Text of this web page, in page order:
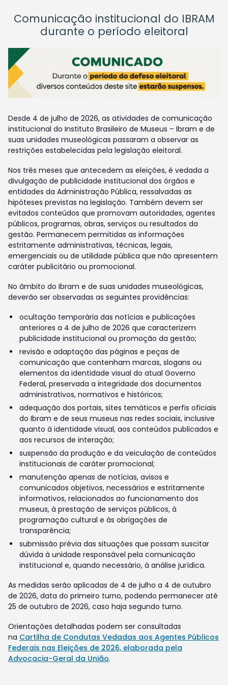
Comunicação institucional do IBRAM
durante o período eleitoral
Desde 4 de julho de 2026, as atividades de comunicação
institucional do Instituto Brasileiro de Museus – Ibram e de
suas unidades museológicas passaram a observar as
restrições estabelecidas pela legislação eleitoral.
Nos três meses que antecedem as eleições, é vedada a
divulgação de publicidade institucional dos órgãos e
entidades da Administração Pública, ressalvadas as
hipóteses previstas na legislação. Também devem ser
evitados conteúdos que promovam autoridades, agentes
públicos, programas, obras, serviços ou resultados da
gestão. Permanecem permitidas as informações
estritamente administrativas, técnicas, legais,
emergenciais ou de utilidade pública que não apresentem
caráter publicitário ou promocional.
No âmbito do Ibram e de suas unidades museológicas,
deverão ser observadas as seguintes providências:
ocultação temporária das notícias e publicações
anteriores a 4 de julho de 2026 que caracterizem
publicidade institucional ou promoção da gestão;
revisão e adaptação das páginas e peças de
comunicação que contenham marcas, slogans ou
elementos da identidade visual do atual Governo
Federal, preservada a integridade dos documentos
administrativos, normativos e históricos;
adequação dos portais, sites temáticos e perfis oficiais
do Ibram e de seus museus nas redes sociais, inclusive
quanto à identidade visual, aos conteúdos publicados e
aos recursos de interação;
suspensão da produção e da veiculação de conteúdos
institucionais de caráter promocional;
manutenção apenas de notícias, avisos e
comunicados objetivos, necessários e estritamente
informativos, relacionados ao funcionamento dos
museus, à prestação de serviços públicos, à
programação cultural e às obrigações de
transparência;
submissão prévia das situações que possam suscitar
dúvida à unidade responsável pela comunicação
institucional e, quando necessário, à análise jurídica.
As medidas serão aplicadas de 4 de julho a 4 de outubro
de 2026, data do primeiro turno, podendo permanecer até
25 de outubro de 2026, caso haja segundo turno.
Orientações detalhadas podem ser consultadas
na Cartilha de Condutas Vedadas aos Agentes Públicos
Federais nas Eleições de 2026, elaborada pela
Advocacia-Geral da União.